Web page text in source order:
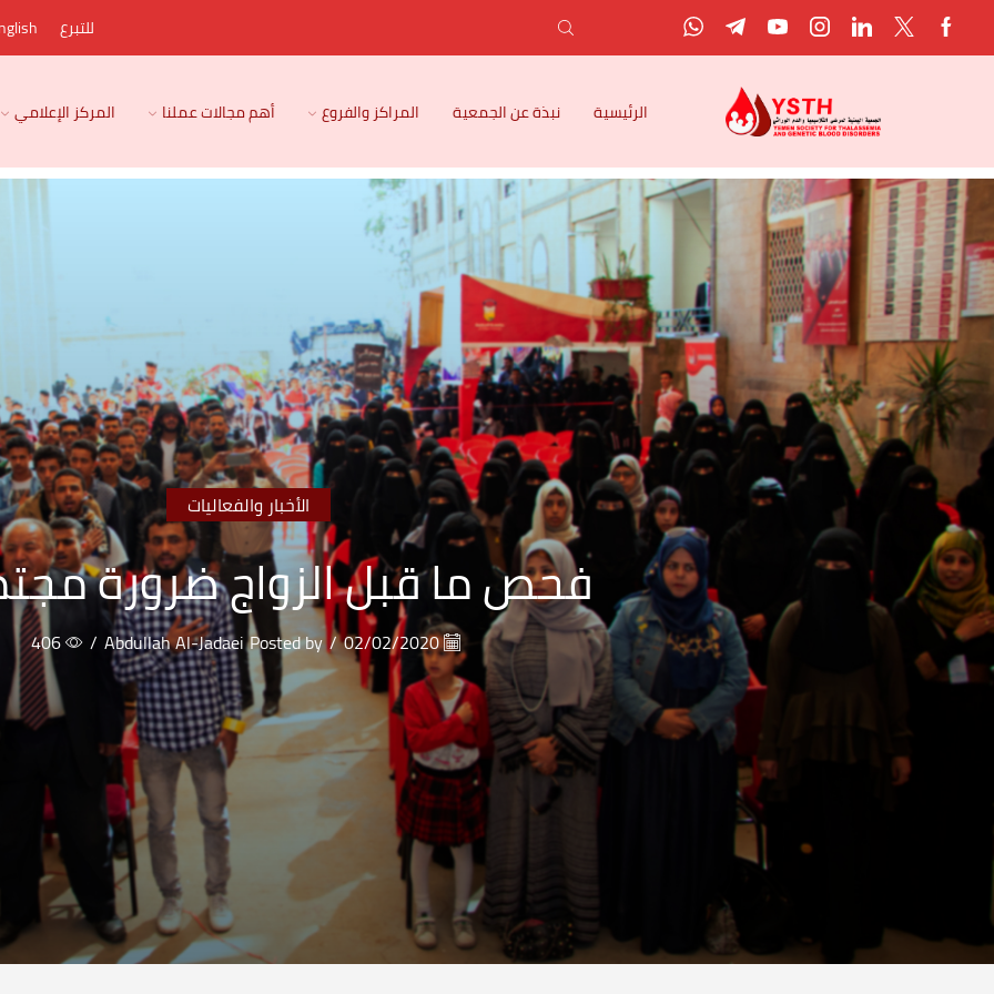
للتبرع
الرئيسية نبذة عن الجمعية المراكز والفروع أهم مجالات عملنا المركز الإعلامي
الأخبار والفعاليات
فحص ما قبل الزواج ضرورة
02/02/2020
/
Posted by
Abdullah Al-Jadaei
/
406